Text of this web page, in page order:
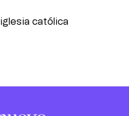
iglesia católica